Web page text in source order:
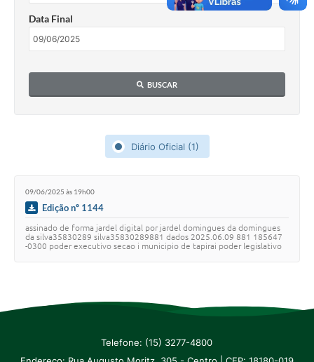
Hotsites
IPTU PREMIADO
Imprensa
Nota Fiscal Eletrônica - Emissor Nacional
Audiências Públicas
Arquivos para Download
Data Final
BUSCAR
Diário Oficial (1)
09/06/2025 às 19h00
Edição nº 1144
assinado de forma jardel digital por jardel domingues da domingues
da silva35830289 silva35830289881 dados 2025.06.09 881 185647
-0300 poder executivo secao i municipio de tapirai poder legislativo
Telefone: (15) 3277-4800